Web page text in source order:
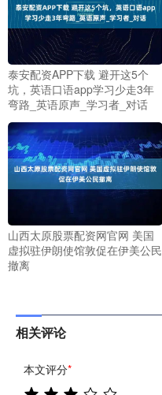
泰安配资APP下载 避开这5个
坑，英语口语app学习少走3年
弯路_英语原声_学习者_对话
山西太原股票配资网官网 美国
虚拟驻伊朗使馆敦促在伊美公民
撤离
相关评论
本文评分*